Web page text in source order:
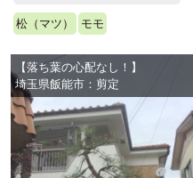
松（マツ） モモ
【落ち葉の心配なし！】
埼玉県飯能市：剪定